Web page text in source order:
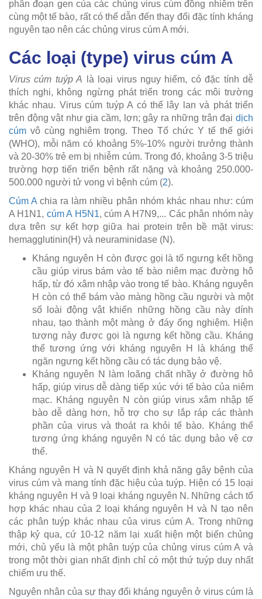
phân đoạn gen của các chủng virus cúm đồng nhiễm trên
cùng một tế bào, rất có thể dẫn đến thay đổi đặc tính kháng
nguyên tạo nên các chủng virus cúm A mới.
Các loại (type) virus cúm A
Virus cúm tuýp A là loại virus nguy hiểm, có đặc tính dễ
thích nghi, không ngừng phát triển trong các môi trường
khác nhau. Virus cúm tuýp A có thể lây lan và phát triển
trên động vật như gia cầm, lợn; gây ra những trận đại dịch
cúm vô cùng nghiêm trọng. Theo Tổ chức Y tế thế giới
(WHO), mỗi năm có khoảng 5%-10% người trưởng thành
và 20-30% trẻ em bị nhiễm cúm. Trong đó, khoảng 3-5 triệu
trường hợp tiến triển bệnh rất nặng và khoảng 250.000-
500.000 người tử vong vì bệnh cúm (2).
Cúm A chia ra làm nhiều phân nhóm khác nhau như: cúm
A H1N1, cúm A H5N1, cúm A H7N9,... Các phân nhóm này
dựa trên sự kết hợp giữa hai protein trên bề mặt virus:
hemagglutinin(H) và neuraminidase (N).
Kháng nguyên H còn được gọi là tố ngưng kết hồng
cầu giúp virus bám vào tế bào niêm mạc đường hô
hấp, từ đó xâm nhập vào trong tế bào. Kháng nguyên
H còn có thể bám vào màng hồng cầu người và một
số loài động vật khiến những hồng cầu này dính
nhau, tạo thành một màng ở đáy ống nghiệm. Hiện
tượng này được gọi là ngưng kết hồng cầu. Kháng
thể tương ứng với kháng nguyên H là kháng thể
ngăn ngưng kết hồng cầu có tác dụng bảo vệ.
Kháng nguyên N làm loãng chất nhầy ở đường hô
hấp, giúp virus dễ dàng tiếp xúc với tế bào của niêm
mạc. Kháng nguyên N còn giúp virus xâm nhập tế
bào dễ dàng hơn, hỗ trợ cho sự lắp ráp các thành
phần của virus và thoát ra khỏi tế bào. Kháng thể
tương ứng kháng nguyên N có tác dụng bảo vệ cơ
thể.
Kháng nguyên H và N quyết định khả năng gây bệnh của
virus cúm và mang tính đặc hiệu của tuýp. Hiện có 15 loại
kháng nguyên H và 9 loại kháng nguyên N. Những cách tổ
hợp khác nhau của 2 loại kháng nguyên H và N tạo nên
các phân tuýp khác nhau của virus cúm A. Trong những
thập kỷ qua, cứ 10-12 năm lại xuất hiện một biến chủng
mới, chủ yếu là một phân tuýp của chủng virus cúm A và
trong một thời gian nhất định chỉ có một thứ tuýp duy nhất
chiếm ưu thế.
Nguyên nhân của sự thay đổi kháng nguyên ở virus cúm là